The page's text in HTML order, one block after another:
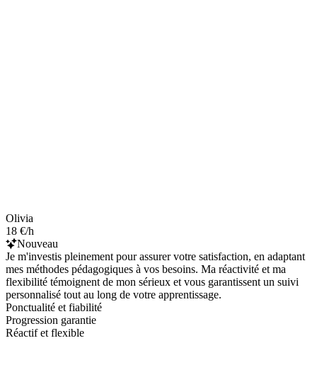
Olivia
18 €/h
Nouveau
Je m'investis pleinement pour assurer votre satisfaction, en adaptant
mes méthodes pédagogiques à vos besoins. Ma réactivité et ma
flexibilité témoignent de mon sérieux et vous garantissent un suivi
personnalisé tout au long de votre apprentissage.
Ponctualité et fiabilité
Progression garantie
Réactif et flexible